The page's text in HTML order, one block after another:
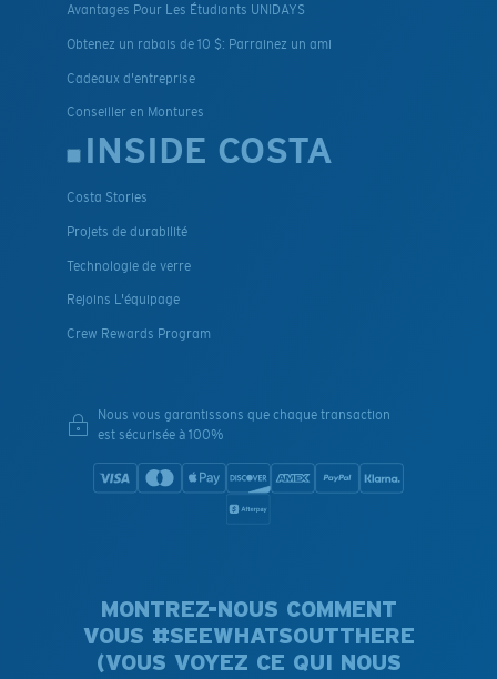
Avantages Pour Les Étudiants UNIDAYS
Obtenez un rabais de 10 $: Parrainez un ami
Cadeaux d'entreprise
Conseiller en Montures
INSIDE COSTA
Costa Stories
Projets de durabilité
Technologie de verre
Rejoins L'équipage
Crew Rewards Program
Nous vous garantissons que chaque transaction
est sécurisée à 100%
MONTREZ-NOUS COMMENT
VOUS #SEEWHATSOUTTHERE
(VOUS VOYEZ CE QUI NOUS